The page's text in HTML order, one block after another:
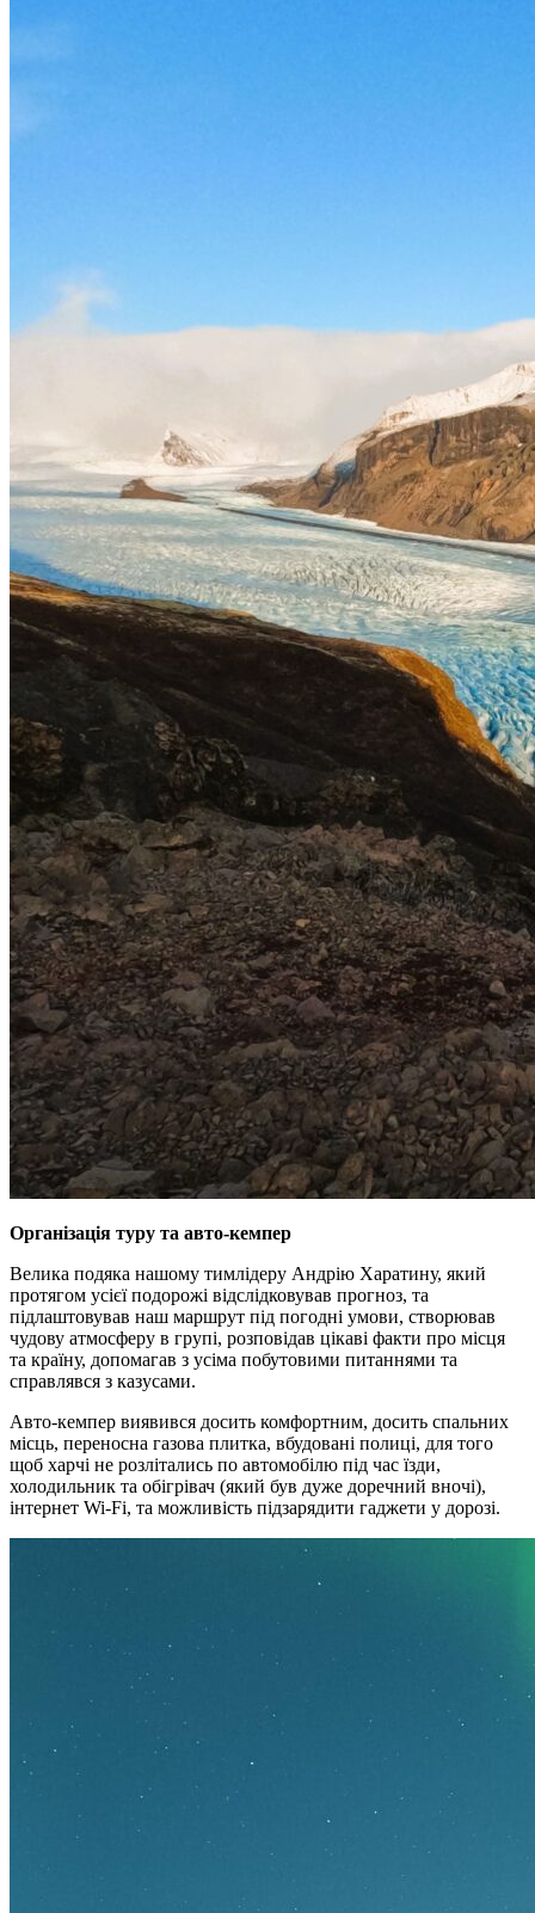
Організація туру та авто-кемпер
Велика подяка нашому тимлідеру Андрію Харатину, який
протягом усієї подорожі відслідковував прогноз, та
підлаштовував наш маршрут під погодні умови, створював
чудову атмосферу в групі, розповідав цікаві факти про місця
та країну, допомагав з усіма побутовими питаннями та
справлявся з казусами.
Авто-кемпер виявився досить комфортним, досить спальних
місць, переносна газова плитка, вбудовані полиці, для того
щоб харчі не розлітались по автомобілю під час їзди,
холодильник та обігрівач (який був дуже доречний вночі),
інтернет Wi-Fi, та можливість підзарядити гаджети у дорозі.